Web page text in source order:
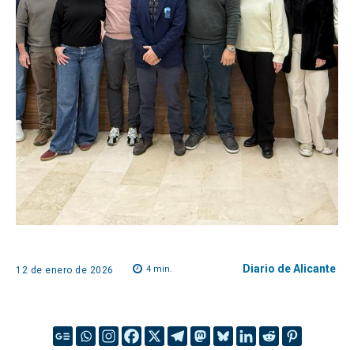
12 de enero de 2026 4min. Diario de Alicante